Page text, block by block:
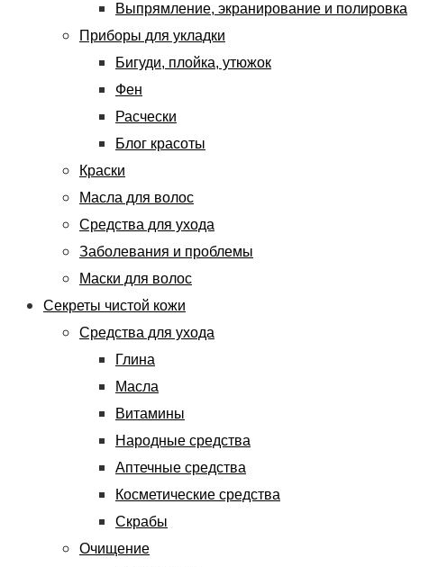
Выпрямление, экранирование и полировка
Приборы для укладки
Бигуди, плойка, утюжок
Фен
Расчески
Блог красоты
Краски
Масла для волос
Средства для ухода
Заболевания и проблемы
Маски для волос
Секреты чистой кожи
Средства для ухода
Глина
Масла
Витамины
Народные средства
Аптечные средства
Косметические средства
Скрабы
Очищение